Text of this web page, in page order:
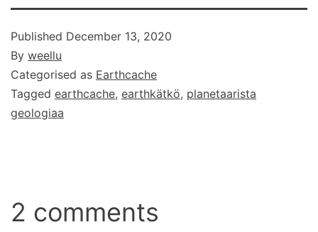
Published December 13, 2020
By weellu
Categorised as Earthcache
Tagged earthcache, earthkätkö, planetaarista
geologiaa
2 comments